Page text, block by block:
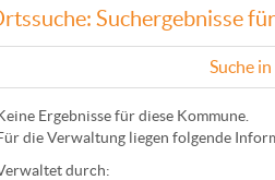
Suchergebnisse
Suche
Ergebnisse für diese Kommune.
die Verwaltung liegen folgende
durch: